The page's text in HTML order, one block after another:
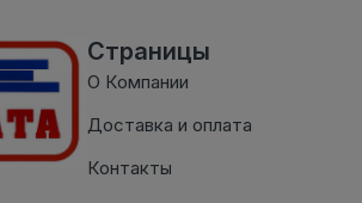
Страницы
О Компании
Доставка и оплата
Контакты